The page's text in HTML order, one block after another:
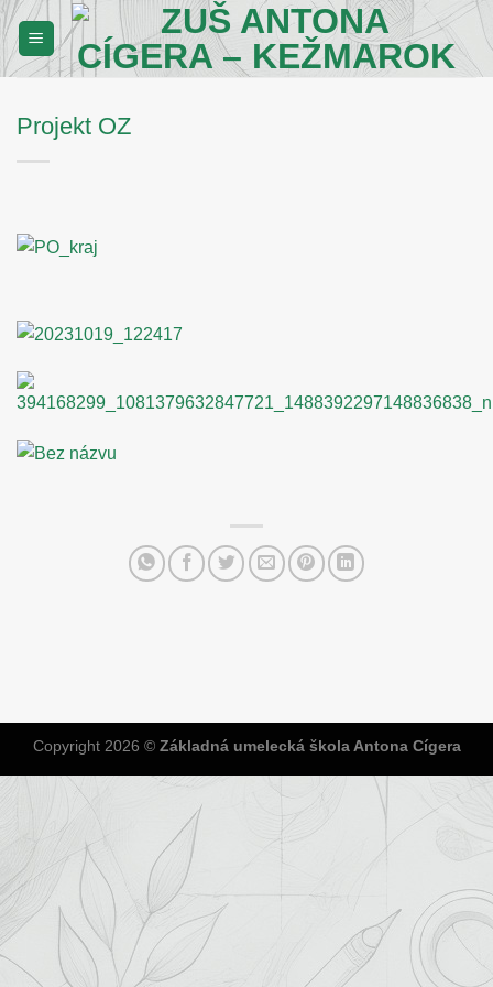
Skip
to
content
Projekt OZ
Copyright 2026 © Základná umelecká škola Antona Cígera